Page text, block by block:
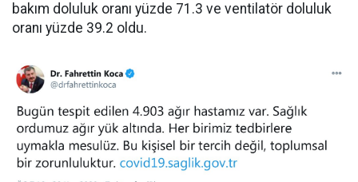
bakım doluluk oranı yüzde 71.3 ve ventilatör doluluk
oranı yüzde 39.2 oldu.